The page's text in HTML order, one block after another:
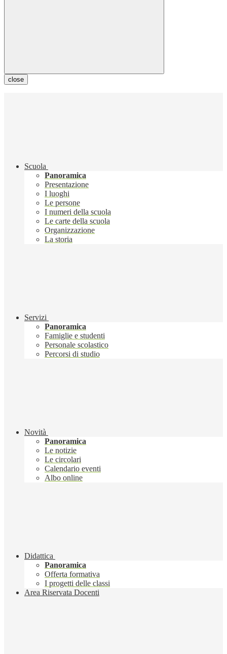
close
Scuola
Panoramica
Presentazione
I luoghi
Le persone
I numeri della scuola
Le carte della scuola
Organizzazione
La storia
Servizi
Panoramica
Famiglie e studenti
Personale scolastico
Percorsi di studio
Novità
Panoramica
Le notizie
Le circolari
Calendario eventi
Albo online
Didattica
Panoramica
Offerta formativa
I progetti delle classi
Area Riservata Docenti